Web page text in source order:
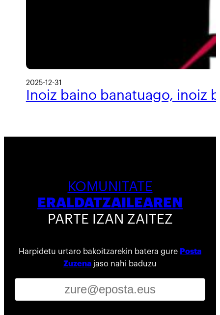
2025-12-31
Inoiz baino banatuago, inoiz
KOMUNITATE
ERALDATZAILEAREN
PARTE IZAN ZAITEZ
Harpidetu urtaro bakoitzarekin batera gure Posta
Zuzena jaso nahi baduzu